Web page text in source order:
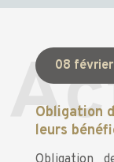
08
Obligation
leurs